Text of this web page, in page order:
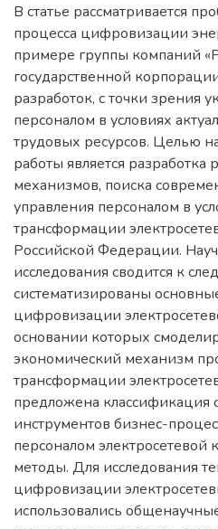
В статье рассматривается
процесса цифровизации
примере группы компаний
государственной
разработок, с точки зрения
персоналом в условиях
трудовых ресурсов. Целью
работы является разработка
механизмов, поиска
управления персоналом в
трансформации
Российской Федерации.
исследования сводится к
систематизированы
цифровизации
основании которых
экономический механизм
трансформации
предложена классификация
инструментов бизнес-
персоналом
методы. Для исследования
цифровизации
использовались